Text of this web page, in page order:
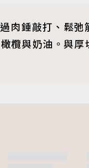
錘敲打、鬆弛
欖與奶油。與